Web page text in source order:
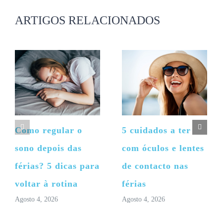
ARTIGOS RELACIONADOS
Como regular o
sono depois das
férias? 5 dicas para
voltar à rotina
Agosto 4, 2026
5 cuidados a ter
com óculos e lentes
de contacto nas
férias
Agosto 4, 2026